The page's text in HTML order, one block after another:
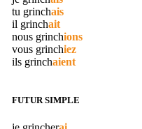
tu grinchais
il grinchait
nous grinchions
vous grinchiez
ils grinchaient
FUTUR SIMPLE